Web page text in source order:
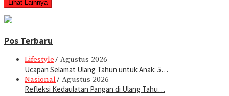
Lihat Lainnya
Pos Terbaru
Lifestyle7 Agustus 2026
Ucapan Selamat Ulang Tahun untuk Anak: 5…
Nasional7 Agustus 2026
Refleksi Kedaulatan Pangan di Ulang Tahu…